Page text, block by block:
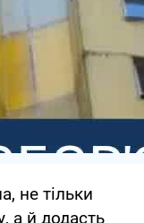
не тільки
а й додасть